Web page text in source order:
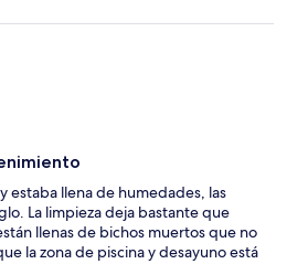
estaba llena de humedades, las
La limpieza deja bastante que
llenas de bichos muertos que no
la zona de piscina y desayuno está